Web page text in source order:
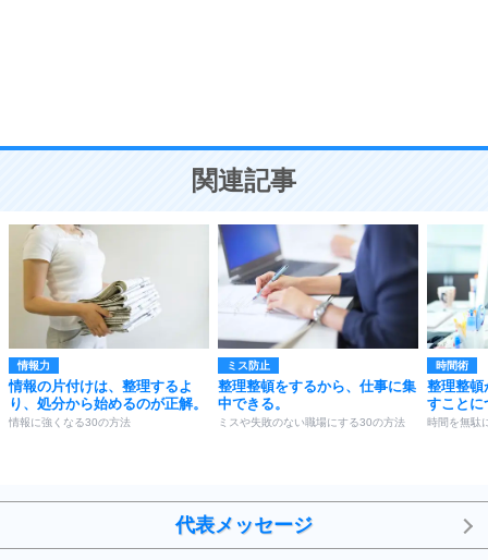
ことが大切。
関連記事
情報力
情報の片付けは、整理するよ
り、処分から始めるのが正解。
情報に強くなる30の方法
ミス防止
整理整頓をするから、仕事に集
中できる。
ミスや失敗のない職場にする30の方法
時間術
整理整頓
すことに
時間を無駄
代表メッセージ